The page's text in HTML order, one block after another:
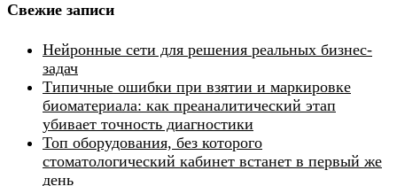
Свежие записи
Нейронные сети для решения реальных бизнес-
задач
Типичные ошибки при взятии и маркировке
биоматериала: как преаналитический этап
убивает точность диагностики
Топ оборудования, без которого
стоматологический кабинет встанет в первый же
день